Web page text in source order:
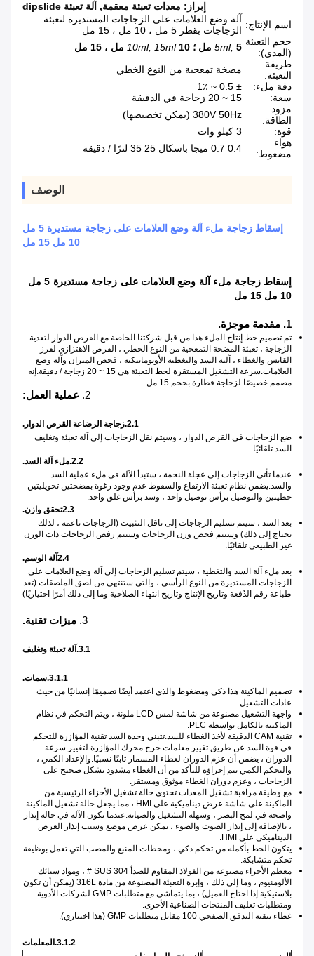
إبراز: معدات تعبئة معقمة, آلة تعبئة dipslide
اسم الإنتاج: آلة وضع العلامات على الزجاجات المستديرة لتعبئة
الزجاجات بقطر 5 مل ، 10 مل ، 15 مل
حجم التعبئة
(المدى):
5ml; 5 مل ؛ 10ml, 15ml 10 مل ، 15 مل
طريقة
التعبئة:
مضخة تمعجية من النوع الخطي
دقة ملء:
± 0.5 ~ 1٪
سعة:
15 ~ 20 زجاجة في الدقيقة
مزود
الطاقة:
380V 50Hz (يمكن تخصيصها)
قوة:
3 كيلو وات
هواء
مضغوط:
0.4 0.7 ميجا باسكال 25 35 لترًا / دقيقة
الوصف
إسقاط زجاجة ملء آلة وضع العلامات على زجاجة مستديرة 5 مل
10 مل 15 مل
إسقاط زجاجة ملء آلة وضع العلامات على زجاجة مستديرة 5 مل
10 مل 15 مل
1. مقدمة موجزة.
تم تصميم خط إنتاج الملء هذا من قبل شركتنا الخاصة مع القرص الدوار لتغذية
الزجاجة ، تعبئة المضخة التمعجية من النوع الخطي ، القرص الاهتزازي لفرز
القابس والغطاء ، آلية السد والتغطية الأوتوماتيكية ، فحص الميزان وآلة وضع
العلامات.سرعة التشغيل المستقرة لخط التعبئة هي 15 ~ 20 زجاجة / دقيقة.إنه
مصمم خصيصًا لزجاجة قطارة بحجم 15 مل.
2. عملية العمل:
2.1.زجاجة الرضاعة
القرص الدوار.
ضع الزجاجات في القرص الدوار ، وسيتم نقل الزجاجات إلى آلة تعبئة وتغليف
السد تلقائيًا.
2.2.ملء آلة السد.
عندما تأتي الزجاجات إلى عجلة النجمة ، ستبدأ الآلة في ملء عملية السد
والسد.يضمن نظام تعبئة الارتفاع والسقوط عدم وجود رغوة بمضختين تحويليتين
خطيتين والتوصيل برأس توصيل واحد ، وسد برأس غلق واحد.
2.3تحقق وازن.
بعد السد ، سيتم تسليم الزجاجات إلى ناقل التثبيت (الزجاجات ناعمة ، لذلك
تحتاج إلى ذلك) وسيتم فحص وزن الزجاجات وسيتم رفض الزجاجات ذات الوزن
غير الطبيعي تلقائيًا.
2.4آلة الوسم.
بعد ملء آلة السد والتغطية ، سيتم تسليم الزجاجات إلى آلة وضع العلامات على
الزجاجات المستديرة من النوع الرأسي ، والتي ستنتهي من لصق الملصقات.(تعد
طباعة رقم الدُفعة وتاريخ الإنتاج وتاريخ انتهاء الصلاحية وما إلى ذلك أمرًا اختياريًا)
3. ميزات تقنية.
3.1.آلة تعبئة وتغليف
3.1.1.سمات.
تصميم الماكينة هذا ذكي ومضغوط والذي اعتمد أيضًا تصميمًا إنسانيًا من حيث
عادات التشغيل.
واجهة التشغيل مصنوعة من شاشة لمس LCD ملونة ، ويتم التحكم في نظام
الماكينة بالكامل بواسطة PLC.
تقنية CAM الدقيقة لأخذ الغطاء للسد.تتبنى وحدة السد تقنية المؤازرة للتحكم
في قوة السد.عن طريق تغيير معلمات خرج محرك المؤازرة لتغيير سرعة
الدوران ، يضمن أن عزم الدوران لغطاء المسمار ثابتًا نسبيًا.والإعداد الكمي ،
والتحكم الكمي يتم إجراؤه للتأكد من أن الغطاء مشدود بشكل صحيح على
الزجاجات ، وعزم دوران الغطاء موثوق ومستقر.
مع وظيفة مراقبة تشغيل المعدات.تحتوي حالة تشغيل الأجزاء الرئيسية من
الماكينة على شاشة عرض ديناميكية على HMI ، مما يجعل حالة تشغيل الماكينة
واضحة في لمح البصر ، وسهلة التشغيل والصيانة.عندما تكون الآلة في حالة إنذار
، بالإضافة إلى إنذار الصوت والضوء ، يمكن عرض موضع وسبب إنذار العرض
الديناميكي على HMI.
يتكون الخط بأكمله من تحكم ذكي ، ومحطات المنبع والمصب التي تعمل بوظيفة
تحكم متشابكة.
معظم الأجزاء مصنوعة من الفولاذ المقاوم للصدأ SUS 304 # ، ومواد سبائك
الألومنيوم ، وما إلى ذلك ، وإبرة التعبئة المصنوعة من مادة 316L (يمكن أن تكون
بلاستيكية إذا احتاج العميل) ، بما يتماشى مع متطلبات GMP لشركات الأدوية
ومتطلبات تغليف المنتجات الصناعية الأخرى.
غطاء تنقية التدفق الصفحي 100 مقابل متطلبات GMP (هذا اختياري).
3.1.2.المعلمات